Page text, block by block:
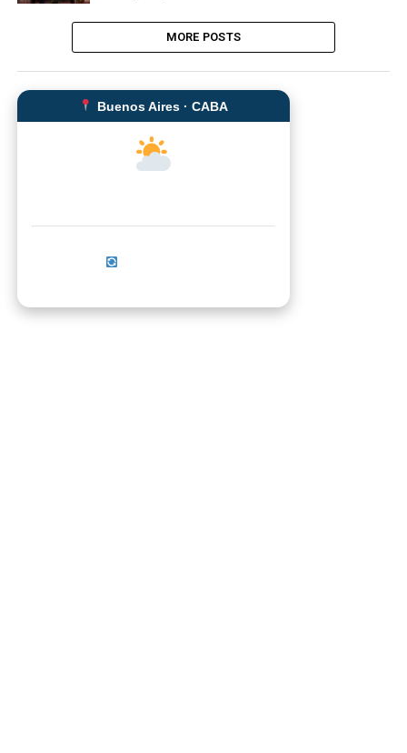
MORE POSTS
Buenos Aires · CABA